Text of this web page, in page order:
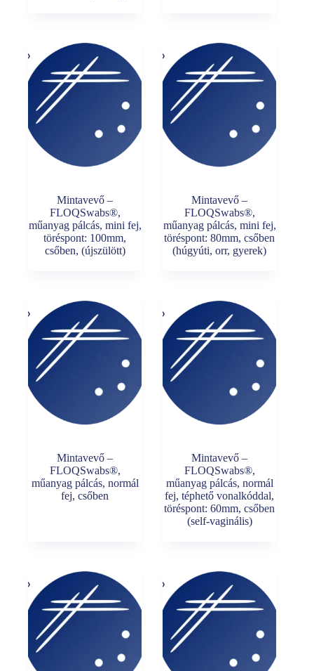
Mintavevő –
FLOQSwabs®,
műanyag pálcás, mini fej,
töréspont: 100mm,
csőben, (újszülött)
Mintavevő –
FLOQSwabs®,
műanyag pálcás, mini fej,
töréspont: 80mm, csőben
(húgyúti, orr, gyerek)
Mintavevő –
FLOQSwabs®,
műanyag pálcás, normál
fej, csőben
Mintavevő –
FLOQSwabs®,
műanyag pálcás, normál
fej, téphető vonalkóddal,
töréspont: 60mm, csőben
(self-vaginális)